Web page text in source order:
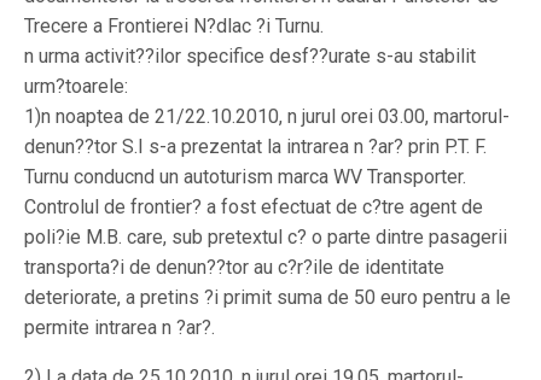
Trecere a Frontierei N?dlac ?i Turnu.
n urma activit??ilor specifice desf??urate s-au stabilit
urm?toarele:
1)n noaptea de 21/22.10.2010, n jurul orei 03.00, martorul-
denun??tor S.I s-a prezentat la intrarea n ?ar? prin P.T. F.
Turnu conducnd un autoturism marca WV Transporter.
Controlul de frontier? a fost efectuat de c?tre agent de
poli?ie M.B. care, sub pretextul c? o parte dintre pasagerii
transporta?i de denun??tor au c?r?ile de identitate
deteriorate, a pretins ?i primit suma de 50 euro pentru a le
permite intrarea n ?ar?.